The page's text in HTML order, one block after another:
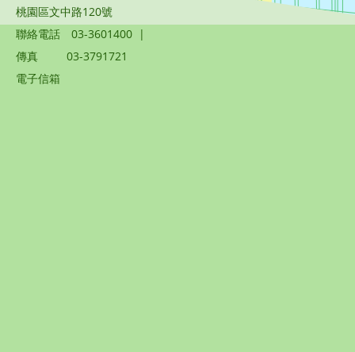
桃園區文中路120號
聯絡電話
03-3601400 |
傳真
03-3791721
電子信箱